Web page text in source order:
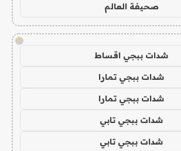
صحيفة العالم
!
شدات ببجي اقساط
شدات ببجي تمارا
شدات ببجي تمارا
شدات ببجي تابي
شدات ببجي تابي